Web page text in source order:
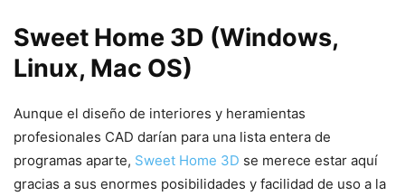
Sweet Home 3D (Windows,
Linux, Mac OS)
Aunque el diseño de interiores y heramientas
profesionales CAD darían para una lista entera de
programas aparte, Sweet Home 3D se merece estar aquí
gracias a sus enormes posibilidades y facilidad de uso a la